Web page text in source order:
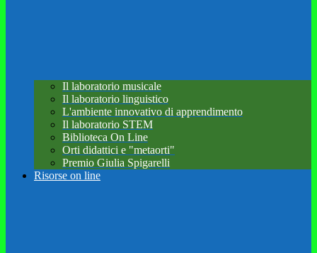
Il laboratorio musicale
Il laboratorio linguistico
L'ambiente innovativo di apprendimento
Il laboratorio STEM
Biblioteca On Line
Orti didattici e "metaorti"
Premio Giulia Spigarelli
Risorse on line